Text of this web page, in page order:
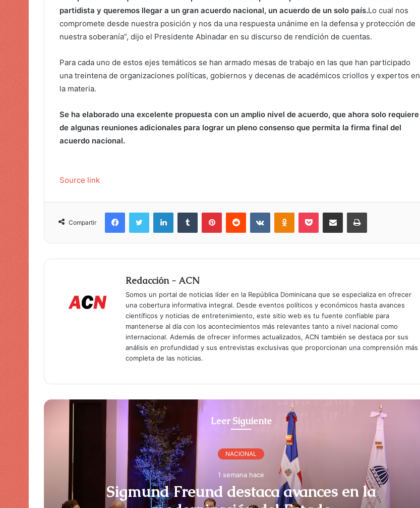
partidista y queremos llegar a un gran acuerdo nacional, un acuerdo de un solo país.Lo cual nos
compromete desde nuestra posición y nos da una respuesta unánime en la defensa y protección de
nuestra soberanía”, dijo el Presidente Abinadar en su discurso de rendición de cuentas.
Para cada uno de estos ejes temáticos se han armado mesas de trabajo en las que han participado
una treintena de organizaciones políticas, gobiernos y decenas de académicos criollos y expertos en
la materia.
Se ha elaborado una excelente propuesta con un amplio nivel de acuerdo, que ahora solo requiere
de algunas reuniones adicionales para lograr un pleno consenso que permita la firma final del
acuerdo nacional.
Source link
Compartir
Redacción - ACN
Somos un portal de noticias líder en la República Dominicana que se especializa en ofrecer
una cobertura informativa integral. Desde eventos políticos y económicos hasta avances
científicos y noticias de entretenimiento, este sitio web es tu fuente confiable para
mantenerse al día con los acontecimientos más relevantes tanto a nivel nacional como
internacional. Además de ofrecer informes actualizados, ACN también se destaca por sus
análisis en profundidad y sus entrevistas exclusivas que proporcionan una comprensión más
completa de las noticias.
Leer Siguiente
NACIONAL
1 semana hace
Sigmund Freund destaca avances en la